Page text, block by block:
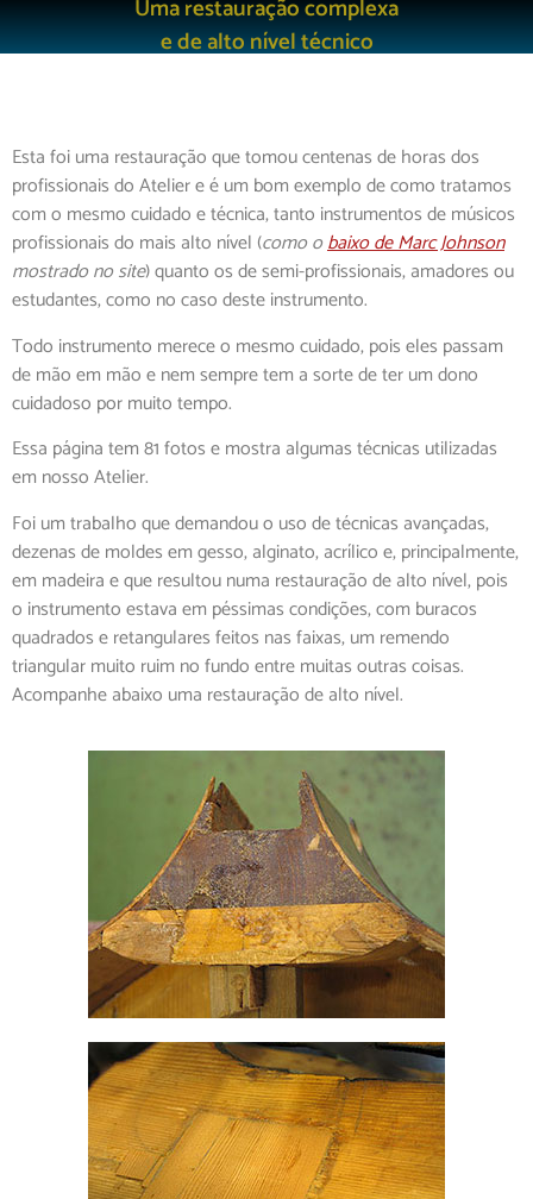
Uma restauração complexa
e de alto nível técnico
Esta foi uma restauração que tomou centenas de horas dos
profissionais do Atelier e é um bom exemplo de como tratamos
com o mesmo cuidado e técnica, tanto instrumentos de músicos
profissionais do mais alto nível (como obaixo de Marc Johnson
mostrado no site) quanto os de semi-profissionais, amadores ou
estudantes, como no caso deste instrumento.
Todo instrumento merece o mesmo cuidado, pois eles passam
de mão em mão e nem sempre tem a sorte de ter um dono
cuidadoso por muito tempo.
Essa página tem 81 fotos e mostra algumas técnicas utilizadas
em nosso Atelier.
Foi um trabalho que demandou o uso de técnicas avançadas,
dezenas de moldes em gesso, alginato, acrílico e, principalmente,
em madeira e que resultou numa restauração de alto nível, pois
o instrumento estava em péssimas condições, com buracos
quadrados e retangulares feitos nas faixas, um remendo
triangular muito ruim no fundo entre muitas outras coisas.
Acompanhe abaixo uma restauração de alto nível.